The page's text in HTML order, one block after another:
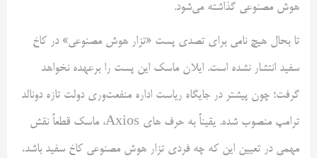
هوش مصنوعی گذاشته می‌شود.
تا بحال هیچ نامی برای تصدی پست «تزار هوش مصنوعی» در کاخ
سفید انتشار نشده است. ایلان ماسک این پست را برعهده نخواهد
گرفت؛ چون پیشتر در جایگاه ریاست اداره منفعت‌وری دولت تازه دونالد
ترامپ منصوب شده. یقیناً به حرف های Axios، ماسک قطعاً نقش
مهمی در تعیین این که چه فردی تزار هوش مصنوعی کاخ سفید باشد،